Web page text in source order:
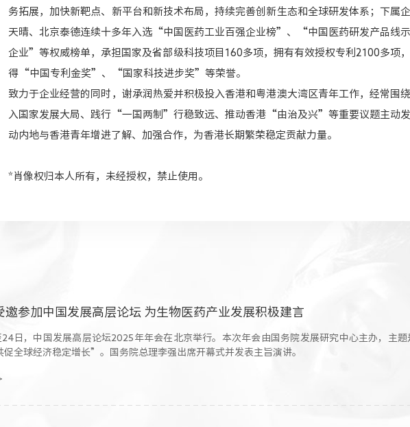
务拓展，加快新靶点、新平台和新技术布局，持续完善创新生态和全球研发体系；下属
天晴、北京泰德连续十多年入选“中国医药工业百强企业榜”、“中国医药研发产品线
企业”等权威榜单，承担国家及省部级科技项目160多项，拥有有效授权专利2100多项
得“中国专利金奖”、“国家科技进步奖”等荣誉。
致力于企业经营的同时，谢承润热爱并积极投入香港和粤港澳大湾区青年工作，经常围
入国家发展大局、践行“一国两制”行稳致远、推动香港“由治及兴”等重要议题主动
动内地与香港青年增进了解、加强合作，为香港长期繁荣稳定贡献力量。
*肖像权归本人所有，未经授权，禁止使用。
邀参加中国发展高层论坛 为生物医药产业发展积极建言
日，中国发展高层论坛2025年年会在北京举行。本次年会由国务院发展研究中心主办，主
促全球经济稳定增长”。国务院总理李强出席开幕式并发表主旨演讲。